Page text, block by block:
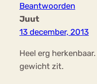
Beantwoorden
Juut
13 december, 2013
Heel erg
gewicht zit.